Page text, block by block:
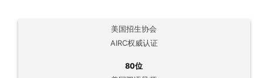
美国招生协会
AIRC权威认证
80位